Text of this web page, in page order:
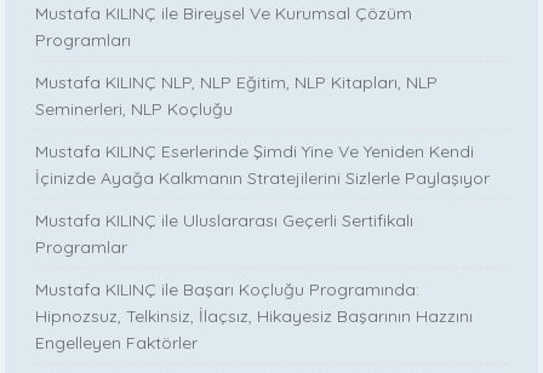
Mustafa KILINÇ ile Bireysel Ve Kurumsal Çözüm
Programları
Mustafa KILINÇ NLP, NLP Eğitim, NLP Kitapları, NLP
Seminerleri, NLP Koçluğu
Mustafa KILINÇ Eserlerinde Şimdi Yine Ve Yeniden Kendi
İçinizde Ayağa Kalkmanın Stratejilerini Sizlerle Paylaşıyor
Mustafa KILINÇ ile Uluslararası Geçerli Sertifikalı
Programlar
Mustafa KILINÇ ile Başarı Koçluğu Programında:
Hipnozsuz, Telkinsiz, İlaçsız, Hikayesiz Başarının Hazzını
Engelleyen Faktörler